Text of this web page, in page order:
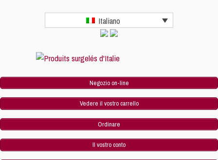
Italiano
Negozio on-line
Vedere il vostro carrello
Ordinare
Il vostro conto